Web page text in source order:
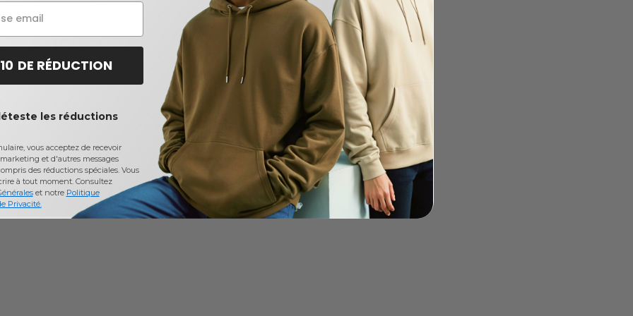
- Polo Fusion
Pique pour dames
-58%
DE RÉDUCTION
les réductions
vous acceptez de recevoir
et d'autres messages
des réductions spéciales. Vous
à tout moment. Consultez
et notre Politique
Privacité.